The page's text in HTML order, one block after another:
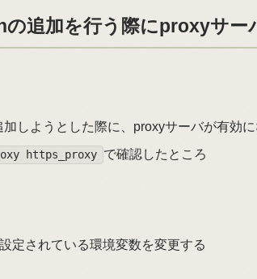
追加を行う際にproxyサー
しようとした際に、proxyサーバが有効
https_proxy で確認したところ
定されている環境変数を変更する